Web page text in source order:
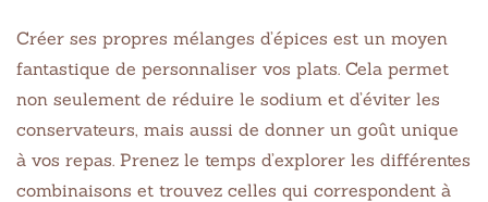
Créer ses propres mélanges d’épices est un moyen
fantastique de personnaliser vos plats. Cela permet
non seulement de réduire le sodium et d’éviter les
conservateurs, mais aussi de donner un goût unique
à vos repas. Prenez le temps d’explorer les différentes
combinaisons et trouvez celles qui correspondent à